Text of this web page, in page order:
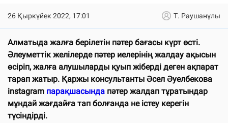
26 Қыркүйек 2022, 17:01 Т. Раушанұлы
Алматыда жалға берілетін пәтер бағасы күрт өсті.
Әлеуметтік желілерде пәтер иелерінің жалдау ақысын
өсіріп, жалға алушыларды қуып жіберді деген ақпарат
тарап жатыр. Қаржы консультанты Әсел Әуелбекова
instagram парақшасында пәтер жалдап тұратындар
мұндай жағдайға тап болғанда не істеу керегін
түсіндірді.